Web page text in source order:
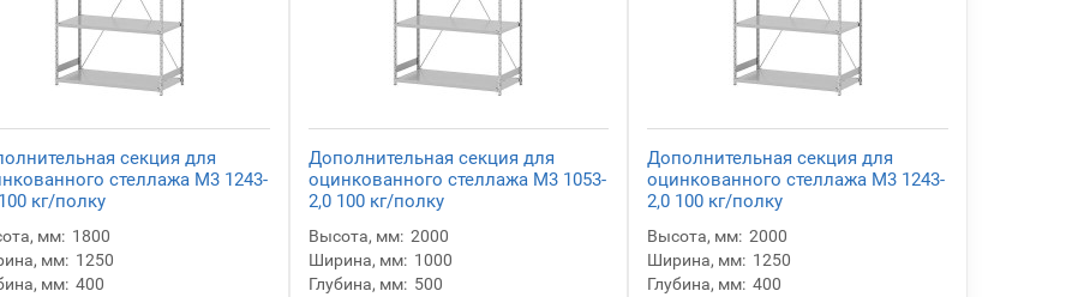
секция для
стеллажа М3 1243-
кг/полку
мм: 1800
мм: 1250
мм: 400
Дополнительная секция для
оцинкованного стеллажа М3 1053-
2,0 100 кг/полку
Высота, мм: 2000
Ширина, мм: 1000
Глубина, мм: 500
Дополнительная секция для
оцинкованного стеллажа М3 1243-
2,0 100 кг/полку
Высота, мм: 2000
Ширина, мм: 1250
Глубина, мм: 400